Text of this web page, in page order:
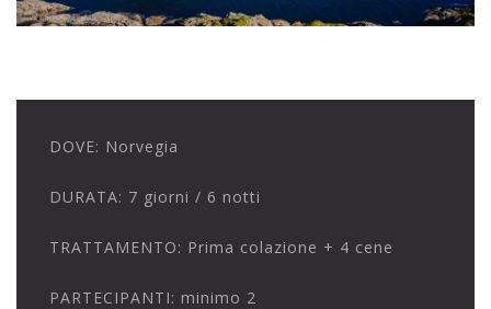
DOVE: Norvegia
DURATA: 7 giorni / 6 notti
TRATTAMENTO: Prima colazione + 4 cene
PARTECIPANTI: minimo 2